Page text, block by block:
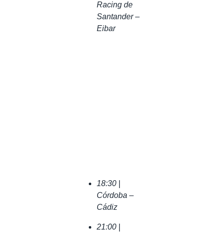
Racing de
Santander –
Eibar
18:30 |
Córdoba –
Cádiz
21:00 |